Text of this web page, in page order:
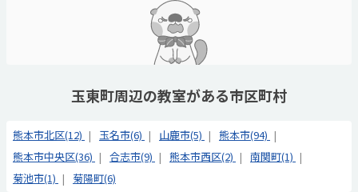
玉東町周辺の教室がある市区町村
熊本市北区(12) 玉名市(6) 山鹿市(5)
熊本市(94)
熊本市中央区(36)
合志市(9) 熊本市西区(2)
南関町(1)
菊池市(1)
菊陽町(6)